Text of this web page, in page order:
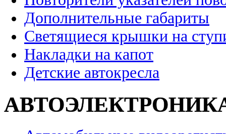
Дополнительные габариты
Светящиеся крышки на
Накладки на капот
Детские автокресла